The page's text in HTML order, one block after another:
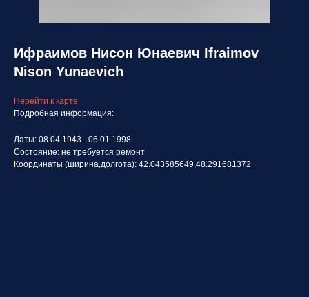
Ифраимов Нисон Юнаевич Ifraimov
Nison Yunaevich
Перейти к карте
Подробная информация:
Даты: 08.04.1943 - 06.01.1998
Состояние: не требуется ремонт
Координаты (ширина,долгота): 42.043585649,48.291681372